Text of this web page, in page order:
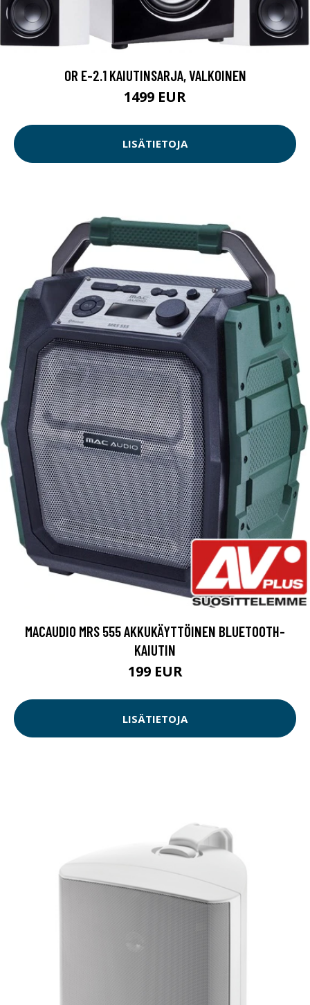
OR E-2.1 KAIUTINSARJA, VALKOINEN
1499 EUR
LISÄTIETOJA
MACAUDIO MRS 555 AKKUKÄYTTÖINEN BLUETOOTH-
KAIUTIN
199 EUR
LISÄTIETOJA